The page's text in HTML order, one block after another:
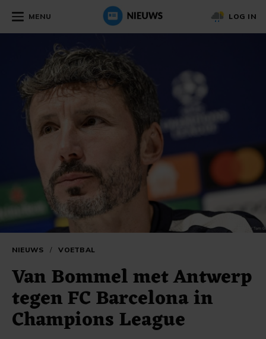
MENU LOG IN
NIEUWS / VOETBAL
Van Bommel met Antwerp
tegen FC Barcelona in
Champions League